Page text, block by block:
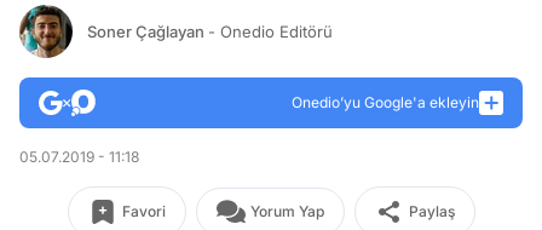
Soner Çağlayan - Onedio Editörü
Onedio’yu Google'a ekleyin
05.07.2019 - 11:18
Favori Yorum Yap Paylaş